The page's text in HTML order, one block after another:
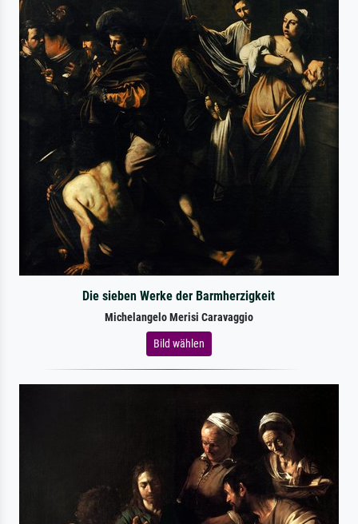
Die sieben Werke der Barmherzigkeit
Michelangelo Merisi Caravaggio
Bild wählen